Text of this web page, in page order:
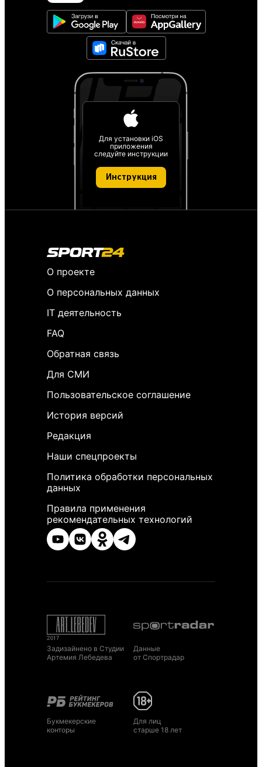
Для установки iOS
приложения
следуйте инструкции
Инструкция
О проекте
О персональных данных
IT деятельность
FAQ
Обратная связь
Для СМИ
Пользовательское соглашение
История версий
Редакция
Наши спецпроекты
Политика обработки персональных
данных
Правила применения
рекомендательных технологий
Задизайнено в Студии
Артемия Лебедева
Данные
от Спортрадар
Букмекерские
конторы
Для лиц
старше 18 лет